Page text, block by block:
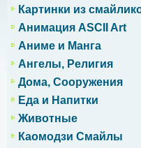
Картинки из
Анимация ASCII Art
Аниме и Манга
Ангелы, Религия
Дома, Сооружения
Еда и Напитки
Животные
Каомодзи Смайлы